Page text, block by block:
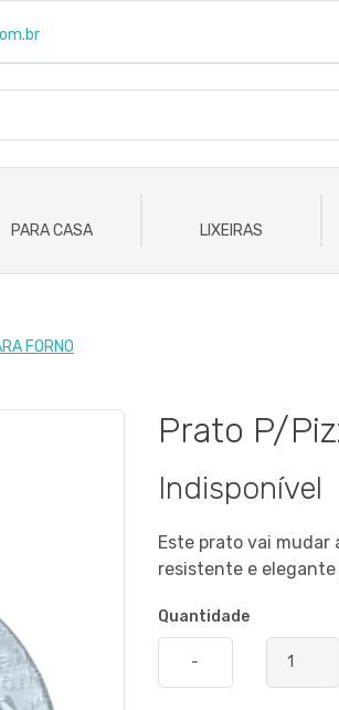
PARA CASA LIXEIRAS
FORNO
Prato P/
Indisponível
Este prato vai mudar
resistente e elegante
Quantidade
-